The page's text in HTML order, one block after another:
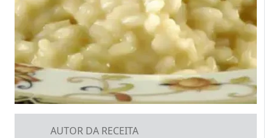
AUTOR DA RECEITA